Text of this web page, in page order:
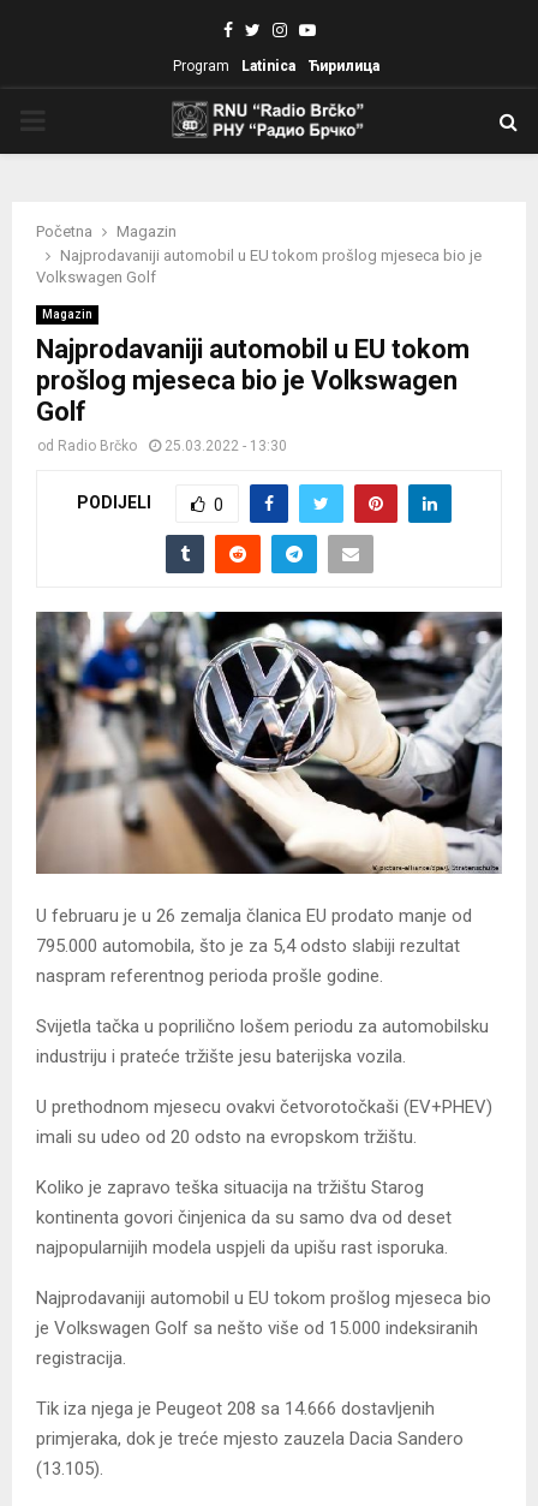
Facebook
TwitterInstagram
Youtube
Program Latinica Ћирилица
Početna
Magazin
Najprodavaniji automobil u EU tokom prošlog mjeseca bio je
Volkswagen Golf
Magazin
Najprodavaniji automobil u EU tokom
prošlog mjeseca bio je Volkswagen
Golf
od Radio Brčko 25.03.2022 - 13:30
PODIJELI 0
U februaru je u 26 zemalja članica EU prodato manje od
795.000 automobila, što je za 5,4 odsto slabiji rezultat
naspram referentnog perioda prošle godine.
Svijetla tačka u poprilično lošem periodu za automobilsku
industriju i prateće tržište jesu baterijska vozila.
U prethodnom mjesecu ovakvi četvorotočkaši (EV+PHEV)
imali su udeo od 20 odsto na evropskom tržištu.
Koliko je zapravo teška situacija na tržištu Starog
kontinenta govori činjenica da su samo dva od deset
najpopularnijih modela uspjeli da upišu rast isporuka.
Najprodavaniji automobil u EU tokom prošlog mjeseca bio
je Volkswagen Golf sa nešto više od 15.000 indeksiranih
registracija.
Tik iza njega je Peugeot 208 sa 14.666 dostavljenih
primjeraka, dok je treće mjesto zauzela Dacia Sandero
(13.105).